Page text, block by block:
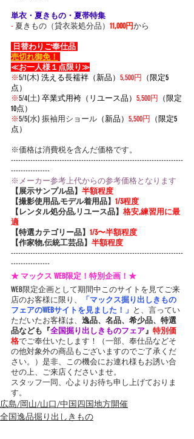
単衣・夏きもの・夏帯特集
- 夏きもの（貸衣装処分品） 11,000円から
日替わりご奉仕品
売切れ御免！
≪お一人様１点限り≫
※5/1(木) 洗える長襦袢（新品） 5,500円 （限定5
点）
※5/4(土) 卒業式用袴（リユース品） 5,500円 （限定
10点）
※5/5(水) 振袖用ショール （新品） 5,500円 （限定5
点）
※価格は消費税を含んだ価格です。
-----------------------------------------------------------------------
----------------
※メーカー参考上代からの参考価格となります
【展示サンプル品】 半額程度
【撮影使用品,モデル着用品】 1/3程度
【レンタル処分品,リユース品】 格安,練習用に最
適
【特選カテゴリー品】 1/3〜半額程度
【作家物,伝統工芸品】 半額程度
-----------------------------------------------------------------------
----------------
★ マックス WEB限定！特別企画！★
WEB限定企画として期間中このサイトを見てご来
店のお客様に限り、
「マックス掘り出しきもの
フェアのWEBサイトを見ました！」 と、言ってい
ただいたお客様は、 逸品、名品、希少品、特選
品なども『全国掘り出しきものフェア 』 特別価
格でご奉仕いたします！（一部、奉仕品などそ
の他対象外の商品もございますのでご了承くだ
さい。）是非、この機会にお連れ様もお誘い合
せの上、ご来店くださいませ。
スタッフ一同、心よりお待ち申し上げておりま
す。
広島/岡山/山口/中国四国地方開催
全国逸品掘り出しきもの